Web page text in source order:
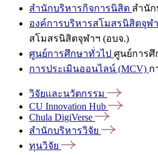
สำนักบริหารกิจการนิสิต สำนั
องค์การบริหารสโมสรนิสิตจุฬ
สโมสรนิสิตจุฬาฯ (อบจ.)
ศูนย์การศึกษาทั่วไป ศูนย์การศึ
การประเมินออนไลน์ (MCV) ก
วิจัยและนวัตกรรม
CU Innovation Hub
Chula DigiVerse
สำนักบริหารวิจัย
ทุนวิจัย